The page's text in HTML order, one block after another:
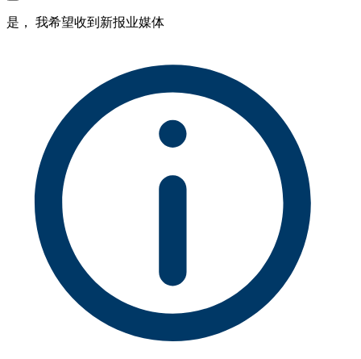
是， 我希望收到新报业媒体